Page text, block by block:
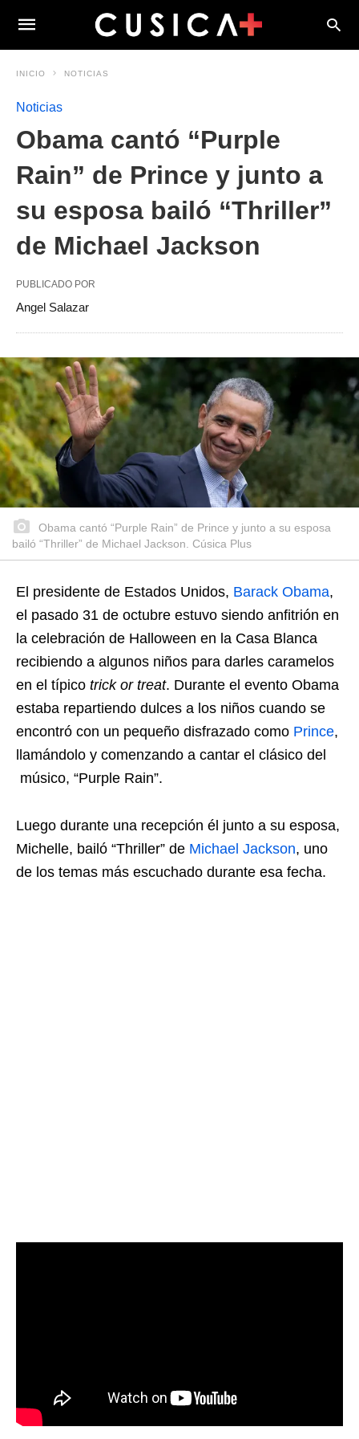
INICIO NOTICIAS
Noticias
Obama cantó “Purple
Rain” de Prince y junto a
su esposa bailó “Thriller”
de Michael Jackson
PUBLICADO POR
Angel Salazar
Obama cantó “Purple Rain” de Prince y junto a su esposa
bailó “Thriller” de Michael Jackson. Cúsica Plus
El presidente de Estados Unidos, Barack Obama,
el pasado 31 de octubre estuvo siendo anfitrión en
la celebración de Halloween en la Casa Blanca
recibiendo a algunos niños para darles caramelos
en el típico trick or treat. Durante el evento Obama
estaba repartiendo dulces a los niños cuando se
encontró con un pequeño disfrazado como Prince,
llamándolo y comenzando a cantar el clásico del
músico, “Purple Rain”.
Luego durante una recepción él junto a su esposa,
Michelle, bailó “Thriller” de Michael Jackson, uno
de los temas más escuchado durante esa fecha.